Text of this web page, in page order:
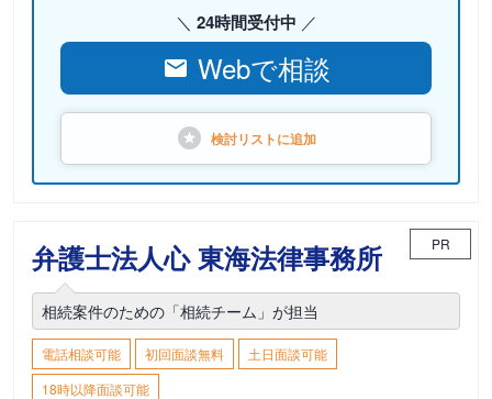
24時間受付中
Webで相談
検討リストに追加
弁護士法人心 東海法律事務所 PR
相続案件のための「相続チーム」が担当
電話相談可能 初回面談無料
土日面談可能
18時以降面談可能